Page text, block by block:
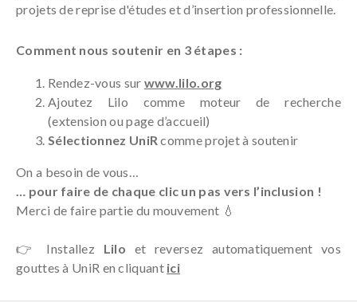
projets de reprise d'études et d’insertion professionnelle.
Comment nous soutenir en 3 étapes :
Rendez-vous sur www.lilo.org
Ajoutez Lilo comme moteur de recherche
(extension ou page d’accueil)
Sélectionnez UniR comme projet à soutenir
On a besoin de vous…
… pour faire de chaque clic un pas vers l’inclusion !
Merci de faire partie du mouvement 💧
👉 Installez Lilo et reversez automatiquement vos
gouttes à UniR en cliquant ici